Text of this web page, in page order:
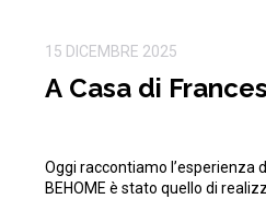
15 DICEMBRE 2025
A Casa di
Oggi raccontiamo l’esperienza
BEHOME è stato quello di